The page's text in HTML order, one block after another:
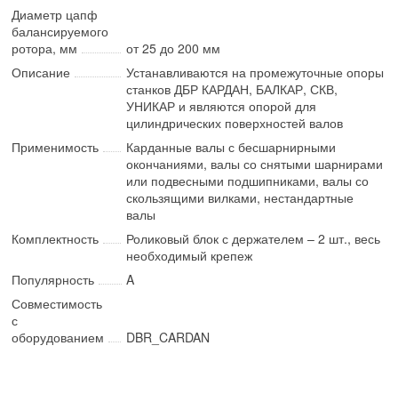
Диаметр цапф
балансируемого
ротора, мм
от 25 до 200 мм
Описание
Устанавливаются на промежуточные опоры
станков ДБР КАРДАН, БАЛКАР, СКВ,
УНИКАР и являются опорой для
цилиндрических поверхностей валов
Применимость
Карданные валы с бесшарнирными
окончаниями, валы со снятыми шарнирами
или подвесными подшипниками, валы со
скользящими вилками, нестандартные
валы
Комплектность
Роликовый блок с держателем – 2 шт., весь
необходимый крепеж
Популярность
A
Совместимость
с
оборудованием
DBR_CARDAN